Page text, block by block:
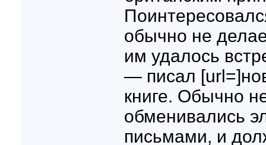
обычно не
им удалось
— писал
книге. Обычно
обменивались
письмами, и